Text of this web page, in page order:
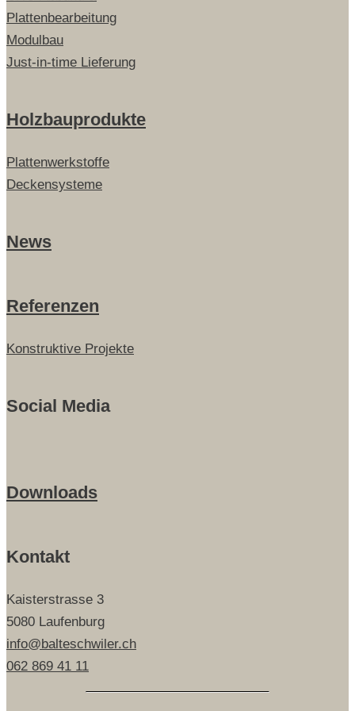
Plattenbearbeitung
Modulbau
Just-in-time Lieferung
Holzbauprodukte
Plattenwerkstoffe
Deckensysteme
News
Referenzen
Konstruktive Projekte
Social Media
Downloads
Kontakt
Kaisterstrasse 3
5080 Laufenburg
info@balteschwiler.ch
062 869 41 11